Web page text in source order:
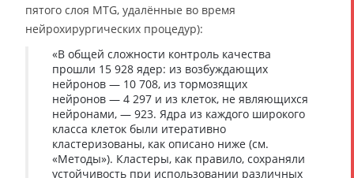
пятого слоя MTG, удалённые во время
нейрохирургических процедур):
«В общей сложности контроль качества
прошли 15 928 ядер: из возбуждающих
нейронов — 10 708, из тормозящих
нейронов — 4 297 и из клеток, не являющихся
нейронами, — 923. Ядра из каждого широкого
класса клеток были итеративно
кластеризованы, как описано ниже (см.
«Методы»). Кластеры, как правило, сохраняли
устойчивость при использовании различных